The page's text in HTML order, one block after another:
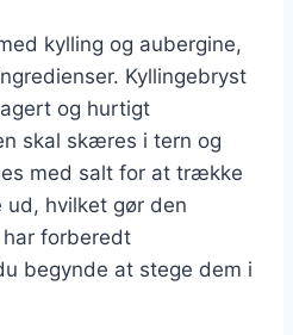
kylling og aubergine,
Kyllingebryst
og hurtigt
skal skæres i tern og
med salt for at trække
hvilket gør den
forberedt
begynde at stege dem i